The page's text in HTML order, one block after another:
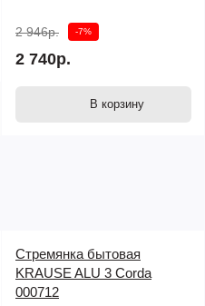
2 946р. -7%
2 740р.
В корзину
Стремянка бытовая
KRAUSE ALU 3 Corda
000712